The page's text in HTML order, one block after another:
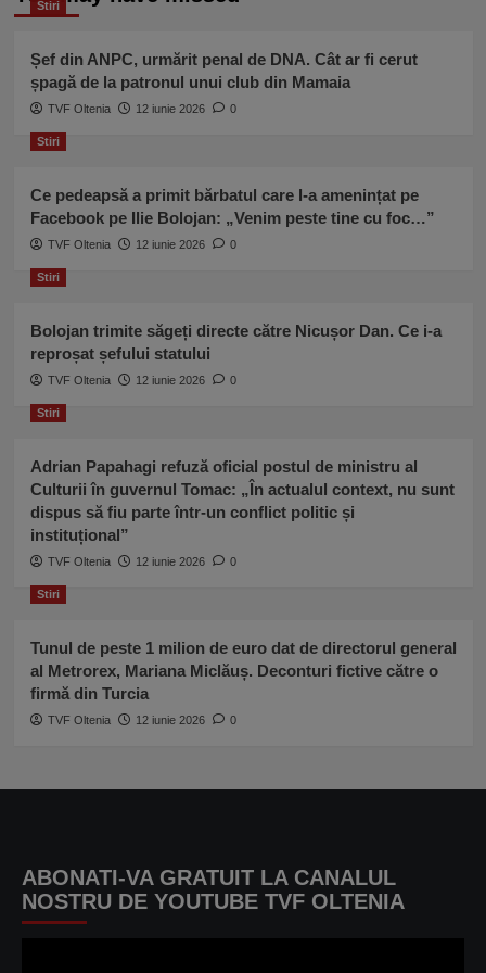
Stiri
Șef din ANPC, urmărit penal de DNA. Cât ar fi cerut
șpagă de la patronul unui club din Mamaia
TVF Oltenia 12 iunie 2026 0
Stiri
Ce pedeapsă a primit bărbatul care l-a amenințat pe
Facebook pe Ilie Bolojan: „Venim peste tine cu foc…”
TVF Oltenia 12 iunie 2026 0
Stiri
Bolojan trimite săgeți directe către Nicușor Dan. Ce i-a
reproșat șefului statului
TVF Oltenia 12 iunie 2026 0
Stiri
Adrian Papahagi refuză oficial postul de ministru al
Culturii în guvernul Tomac: „În actualul context, nu sunt
dispus să fiu parte într-un conflict politic și
instituțional”
TVF Oltenia 12 iunie 2026 0
Stiri
Tunul de peste 1 milion de euro dat de directorul general
al Metrorex, Mariana Miclăuș. Deconturi fictive către o
firmă din Turcia
TVF Oltenia 12 iunie 2026 0
ABONATI-VA GRATUIT LA CANALUL
NOSTRU DE YOUTUBE TVF OLTENIA